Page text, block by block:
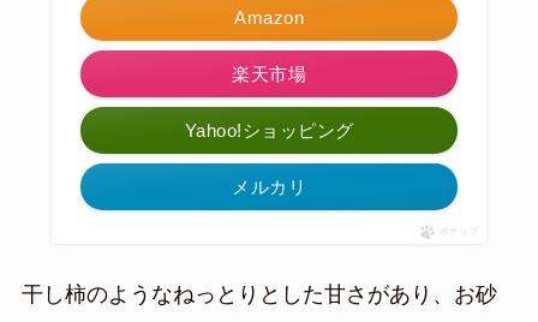
Amazon
楽天市場
Yahoo!ショッピング
メルカリ
ポチップ
干し柿のようなねっとりとした甘さがあり、お砂